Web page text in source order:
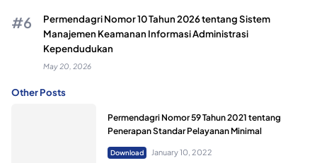
Permendagri Nomor 10 Tahun 2026 tentang Sistem
Manajemen Keamanan Informasi Administrasi
Kependudukan
May 20, 2026
Other Posts
Permendagri Nomor 59 Tahun 2021 tentang
Penerapan Standar Pelayanan Minimal
Download January 10, 2022